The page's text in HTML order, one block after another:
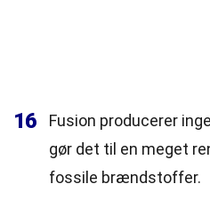
16
Fusion producerer
gør det til en meget
fossile brændstoffer.